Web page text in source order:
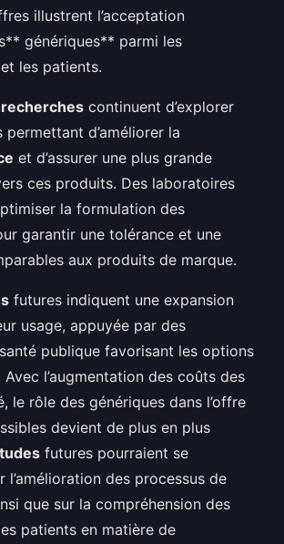
illustrent l’acceptation
génériques** parmi les
les patients.
recherches continuent d’explorer
permettant d’améliorer la
et d’assurer une plus grande
ces produits. Des laboratoires
la formulation des
garantir une tolérance et une
aux produits de marque.
futures indiquent une expansion
usage, appuyée par des
publique favorisant les options
l’augmentation des coûts des
le rôle des génériques dans l’offre
devient de plus en plus
futures pourraient se
l’amélioration des processus de
que sur la compréhension des
patients en matière de